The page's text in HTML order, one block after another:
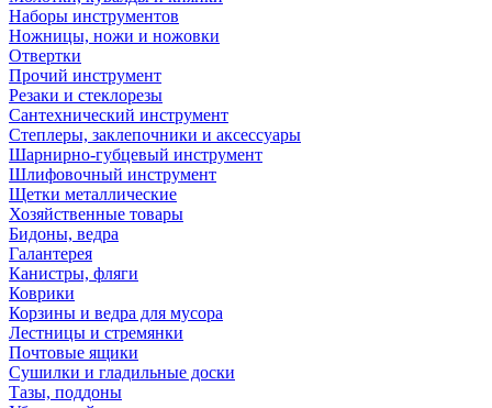
Наборы инструментов
Ножницы, ножи и ножовки
Отвертки
Прочий инструмент
Резаки и стеклорезы
Сантехнический инструмент
Степлеры, заклепочники и аксессуары
Шарнирно-губцевый инструмент
Шлифовочный инструмент
Щетки металлические
Хозяйственные товары
Бидоны, ведра
Галантерея
Канистры, фляги
Коврики
Корзины и ведра для мусора
Лестницы и стремянки
Почтовые ящики
Сушилки и гладильные доски
Тазы, поддоны